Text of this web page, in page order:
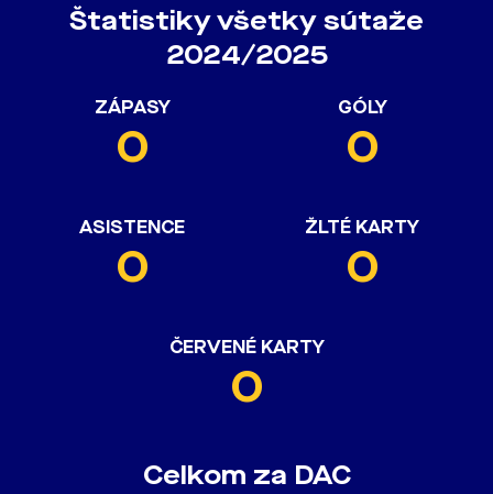
Štatistiky všetky sútaže
2024/2025
ZÁPASY
0
GÓLY
0
ASISTENCE
0
ŽLTÉ KARTY
0
ČERVENÉ KARTY
0
Celkom za DAC